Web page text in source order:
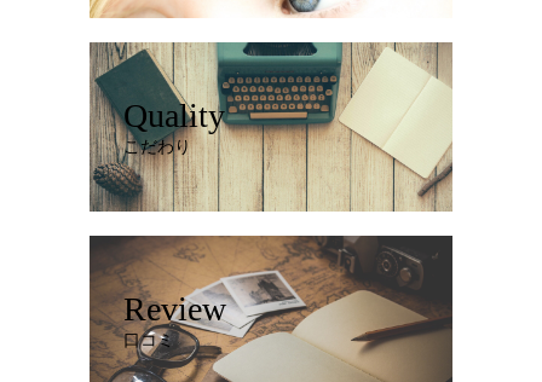
Quality
こだわり
Review
口コミ